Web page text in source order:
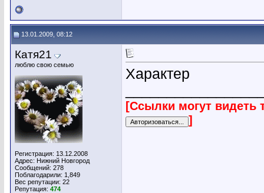
13.01.2009, 08:12
Катя21
люблю свою семью
Регистрация: 13.12.2008
Адрес: Нижний Новгород
Сообщений: 278
Поблагодарили: 1,849
Вес репутации: 22
Репутация: 474
Характер
[Ссылки могут видеть
]